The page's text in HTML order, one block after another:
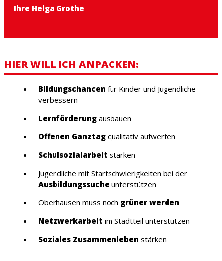
Ihre Helga Grothe
HIER WILL ICH ANPACKEN:
Bildungschancen für Kinder und Jugendliche
verbessern
Lernförderung ausbauen
Offenen Ganztag qualitativ aufwerten
Schulsozialarbeit stärken
Jugendliche mit Startschwierigkeiten bei der
Ausbildungssuche unterstützen
Oberhausen muss noch grüner werden
Netzwerkarbeit im Stadtteil unterstützen
Soziales Zusammenleben stärken